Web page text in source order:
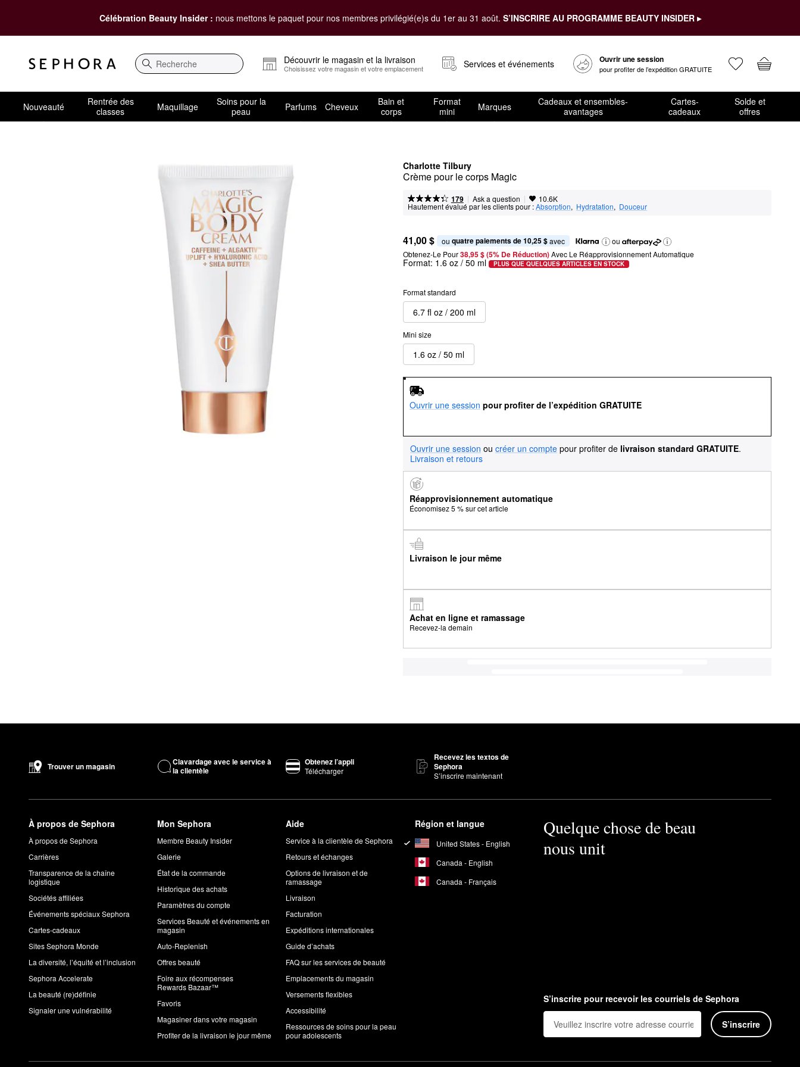
Célébration Beauty Insider : nous mettons le paquet pour nos membres privilégié(e)s du 1er au 31 août. S’INSCRIRE AU PROGRAMME BEAUTY INSIDER ▸
Recherche
Découvrir le magasin et la livraison
Choisissez votre magasin et votre emplacement Services et événements Ouvrir une session
pour profiter de l’expédition GRATUITE
Nouveauté
Rentrée des
classes
Maquillage
Soins pour la
peau
Parfums Cheveux
Bain et
corps
Format
mini
Marques
Cadeaux et ensembles-
avantages
Cartes-
cadeaux
Solde et
offres
Charlotte Tilbury
Crème pour le corps Magic
179 | Ask a question | 10.6K
Hautement évalué par les clients pour :Absorption, Hydratation, Douceur
41,00 $ ou quatre paiements de 10,25 $ avec
ou
Obtenez-Le Pour38,95 $ (5% De Réduction) Avec Le Réapprovisionnement Automatique
Format: 1.6 oz / 50 ml PLUS QUE QUELQUES ARTICLES EN STOCK
Format standard
6.7 fl oz / 200 ml
Mini size
1.6 oz / 50 ml
Ouvrir une session pour profiter de l’expédition GRATUITE
Ouvrir une session ou créer un compte pour profiter de livraison standard GRATUITE.
Livraison et retours
Réapprovisionnement automatique
Économisez 5 % sur cet article
Livraison le jour même
Achat en ligne et ramassage
Recevez-la demain
Trouver un magasin
Clavardage avec le service à
la clientèle
Obtenez l’appli
Télécharger
Recevez les textos de
Sephora
S’inscrire maintenant
À propos de Sephora
À propos de Sephora
Carrières
Transparence de la chaîne
logistique
Sociétés affiliées
Événements spéciaux Sephora
Cartes-cadeaux
Sites Sephora Monde
La diversité, l’équité et l’inclusion
Sephora Accelerate
La beauté (re)définie
Signaler une vulnérabilité
Mon Sephora
Membre Beauty Insider
Galerie
État de la commande
Historique des achats
Paramètres du compte
Services Beauté et événements en
magasin
Auto-Replenish
Offres beauté
Foire aux récompenses
Rewards Bazaar™
Favoris
Magasiner dans votre magasin
Profiter de la livraison le jour même
Aide
Service à la clientèle de Sephora
Retours et échanges
Options de livraison et de
ramassage
Livraison
Facturation
Expéditions internationales
Guide d’achats
FAQ sur les services de beauté
Emplacements du magasin
Versements flexibles
Accessibilité
Ressources de soins pour la peau
pour adolescents
Région et langue
United States - English
Canada - English
Canada - Français
Quelque chose de beau
nous unit
S’inscrire pour recevoir les courriels de Sephora
S’inscrire